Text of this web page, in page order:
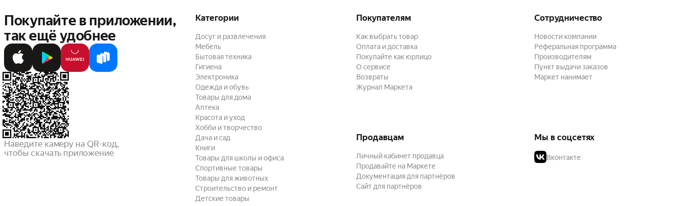
Покупайте в приложении,
так ещё удобнее
Наведите камеру на QR-код,
чтобы скачать приложение
Категории
Досуг и развлечения
Мебель
Бытовая техника
Гигиена
Электроника
Одежда и обувь
Товары для дома
Аптека
Красота и уход
Хобби и творчество
Дача и сад
Книги
Товары для школы и офиса
Спортивные товары
Товары для животных
Строительство и ремонт
Детские товары
Покупателям
Как выбрать товар
Оплата и доставка
Покупайте как юрлицо
О сервисе
Возвраты
Журнал Маркета
Сотрудничество
Новости компании
Реферальная программа
Производителям
Пункт выдачи заказов
Маркет нанимает
Продавцам
Личный кабинет продавца
Продавайте на Маркете
Документация для партнёров
Сайт для партнёров
Мы в соцсетях
Вконтакте